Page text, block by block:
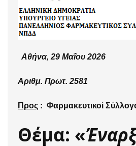
Αθήνα, 29 Μαΐου 2026
Αριθμ. Πρωτ. 2581
Προς : Φαρμακευτικοί
Θέμα: «